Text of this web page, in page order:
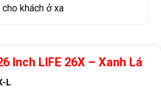
khách ở xa
Inch LIFE 26X – Xanh Lá
L